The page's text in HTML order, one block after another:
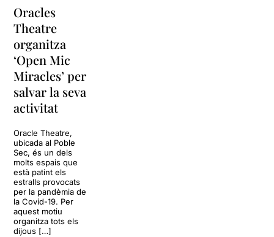
Oracles
Theatre
organitza
‘Open Mic
Miracles’ per
salvar la seva
activitat
Oracle Theatre,
ubicada al Poble
Sec, és un dels
molts espais que
està patint els
estralls provocats
per la pandèmia de
la Covid-19. Per
aquest motiu
organitza tots els
dijous […]